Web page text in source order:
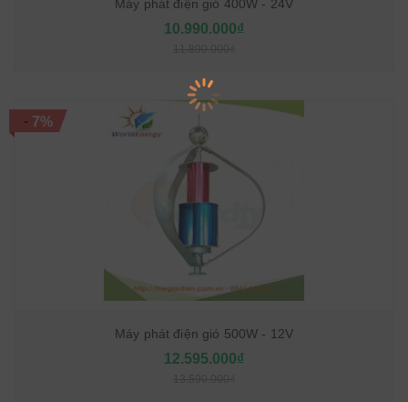
Máy phát điện gió 400W - 24V
10.990.000₫
- 7%
Máy phát điện gió 500W - 12V
12.595.000₫